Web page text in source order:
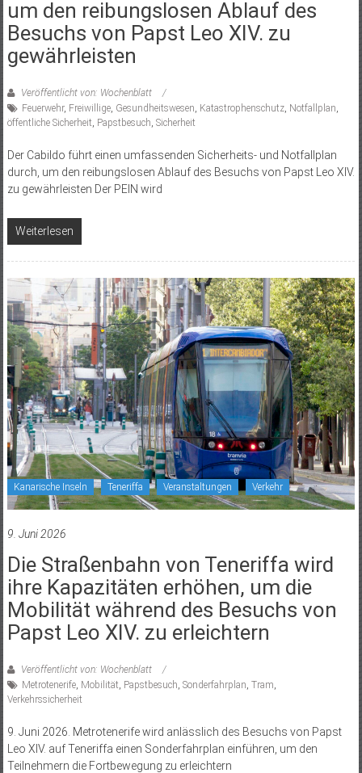
um den reibungslosen Ablauf des
Besuchs von Papst Leo XIV. zu
gewährleisten
Veröffentlicht von: Wochenblatt
Feuerwehr, Freiwillige, Gesundheitswesen, Katastrophenschutz, Notfallplan,
öffentliche Sicherheit, Papstbesuch, Sicherheit
Der Cabildo führt einen umfassenden Sicherheits- und Notfallplan
durch, um den reibungslosen Ablauf des Besuchs von Papst Leo XIV.
zu gewährleisten Der PEIN wird
Weiterlesen
Kanarische Inseln Teneriffa Veranstaltungen Verkehr
9. Juni 2026
Die Straßenbahn von Teneriffa wird
ihre Kapazitäten erhöhen, um die
Mobilität während des Besuchs von
Papst Leo XIV. zu erleichtern
Veröffentlicht von: Wochenblatt
Metrotenerife, Mobilität Papstbesuch Sonderfahrplan Tram
Verkehrssicherheit
9. Juni 2026. Metrotenerife wird anlässlich des Besuchs von Papst
Leo XIV. auf Teneriffa einen Sonderfahrplan einführen, um den
Teilnehmern die Fortbewegung zu erleichtern